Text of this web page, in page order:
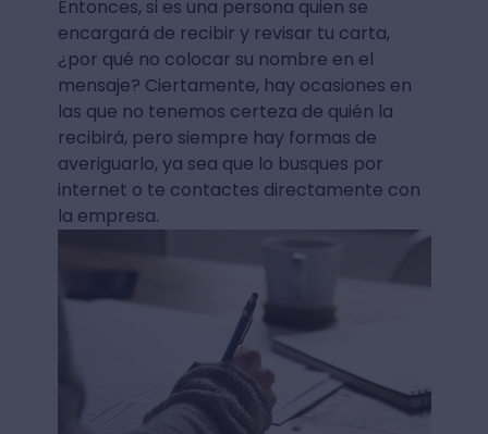
Entonces, si es una persona quien se
encargará de recibir y revisar tu carta,
¿por qué no colocar su nombre en el
mensaje? Ciertamente, hay ocasiones en
las que no tenemos certeza de quién la
recibirá, pero siempre hay formas de
averiguarlo, ya sea que lo busques por
internet o te contactes directamente con
la empresa.